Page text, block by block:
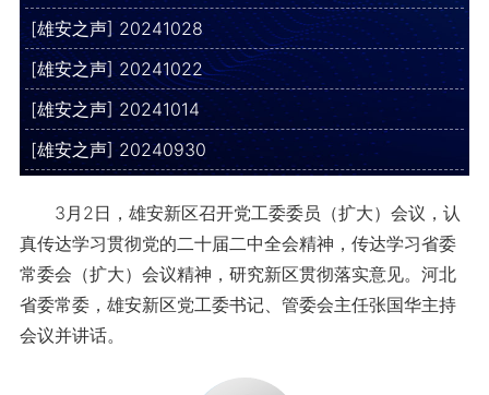
[雄安之声] 20241028
[雄安之声] 20241022
[雄安之声] 20241014
[雄安之声] 20240930
3月2日，雄安新区召开党工委委员（扩大）会议，认
真传达学习贯彻党的二十届二中全会精神，传达学习省委
常委会（扩大）会议精神，研究新区贯彻落实意见。河北
省委常委，雄安新区党工委书记、管委会主任张国华主持
会议并讲话。